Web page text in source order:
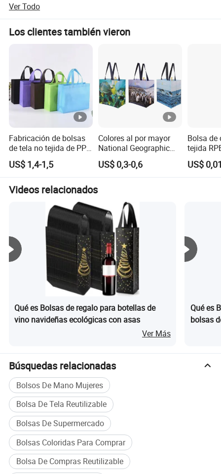
de papel. Nuestra misión es satisfacer las necesidades del
cliente, garantizando la entrega confiable de la velocidad
y calidad garantizada. Como un experimentado la
excelencia.
Ver Todo
Los clientes también vieron
Fabricación de bolsas
de tela no tejida de PP
spunbonded colorido
US$ 1,4-1,5
Colores al por mayor
National Geographic
impresiones de servicio
pesado resistente al
agua Laminado Bolsa
Eco no tejido
US$ 0,3-0,6
Bolsa de
tejida
y
US$
Videos relacionados
Qué es Bolsas de regalo para botellas de
vino navideñas ecológicas con asas
Ver Más
Qué es
bolsas
Búsquedas relacionadas
Bolsos De Mano Mujeres
Bolsa De Tela Reutilizable
Bolsas De Supermercado
Bolsas Coloridas Para Comprar
Bolsa De Compras Reutilizable